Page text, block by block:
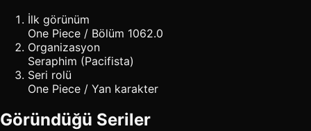
İlk görünüm
One Piece / Bölüm 1062.0
Organizasyon
Seraphim (Pacifista)
Seri rolü
One Piece / Yan karakter
Göründüğü Seriler